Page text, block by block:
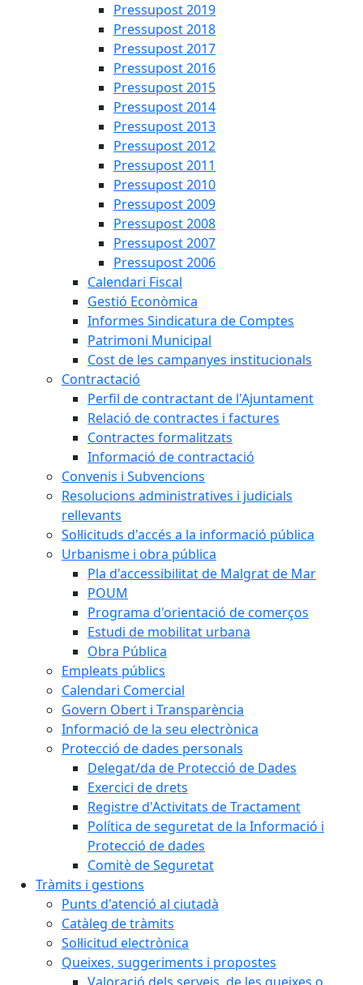
Pressupost 2019
Pressupost 2018
Pressupost 2017
Pressupost 2016
Pressupost 2015
Pressupost 2014
Pressupost 2013
Pressupost 2012
Pressupost 2011
Pressupost 2010
Pressupost 2009
Pressupost 2008
Pressupost 2007
Pressupost 2006
Calendari Fiscal
Gestió Econòmica
Informes Sindicatura de Comptes
Patrimoni Municipal
Cost de les campanyes institucionals
Contractació
Perfil de contractant de l'Ajuntament
Relació de contractes i factures
Contractes formalitzats
Informació de contractació
Convenis i Subvencions
Resolucions administratives i judicials
rellevants
Sol·licituds d'accés a la informació pública
Urbanisme i obra pública
Pla d'accessibilitat de Malgrat de Mar
POUM
Programa d'orientació de comerços
Estudi de mobilitat urbana
Obra Pública
Empleats públics
Calendari Comercial
Govern Obert i Transparència
Informació de la seu electrònica
Protecció de dades personals
Delegat/da de Protecció de Dades
Exercici de drets
Registre d'Activitats de Tractament
Política de seguretat de la Informació i
Protecció de dades
Comitè de Seguretat
Tràmits i gestions
Punts d'atenció al ciutadà
Catàleg de tràmits
Sol·licitud electrònica
Queixes, suggeriments i propostes